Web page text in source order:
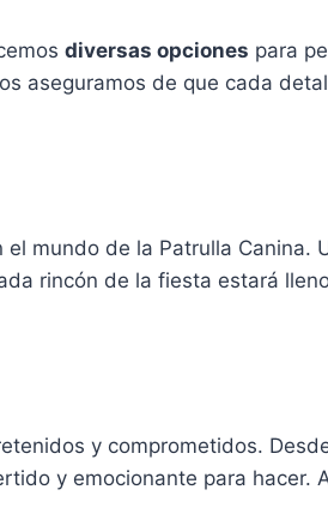
diversas opciones para
aseguramos de que cada
mundo de la Patrulla Canina.
rincón de la fiesta estará
y comprometidos.
y emocionante para hacer.